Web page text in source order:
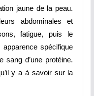
jaune de la peau.
abdominales et
fatigue, puis le
spécifique
sang d’une protéine.
y a à savoir sur la